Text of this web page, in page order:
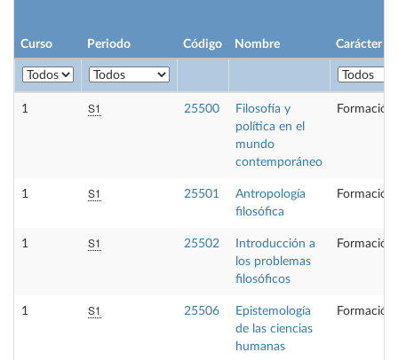
Curso Periodo Código Nombre Carácter
1 S1 25500
Filosofía y
política en el
mundo
contemporáneo
Formación
1 S1 25501
Antropología
filosófica
Formación
1 S1 25502
Introducción a
los problemas
filosóficos
Formación
1 S1 25506
Epistemología
de las ciencias
humanas
Formación